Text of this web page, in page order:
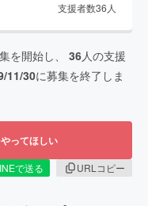
支援者数36 人
を開始し、 36人の支援
11/30に募集を終了しま
ってほしい
で送る
URLコピー